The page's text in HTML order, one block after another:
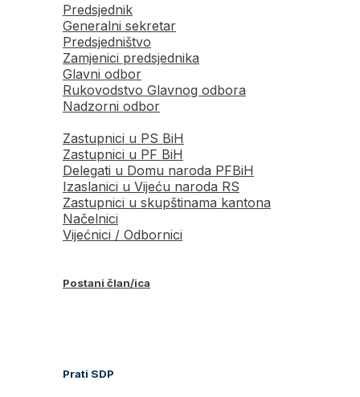
Predsjednik
Generalni sekretar
Predsjedništvo
Zamjenici predsjednika
Glavni odbor
Rukovodstvo Glavnog odbora
Nadzorni odbor
Zastupnici u PS BiH
Zastupnici u PF BiH
Delegati u Domu naroda PFBiH
Izaslanici u Vijeću naroda RS
Zastupnici u skupštinama kantona
Načelnici
Vijećnici / Odbornici
Postani član/ica
Prati SDP